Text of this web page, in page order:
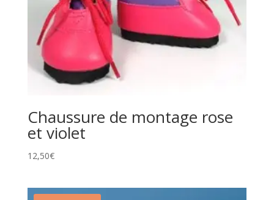
Chaussure de montage rose
et violet
12,50€